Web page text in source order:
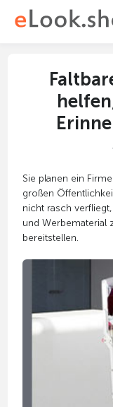
Sie planen ein
großen
nicht rasch
und Werbematerial
bereitstellen.